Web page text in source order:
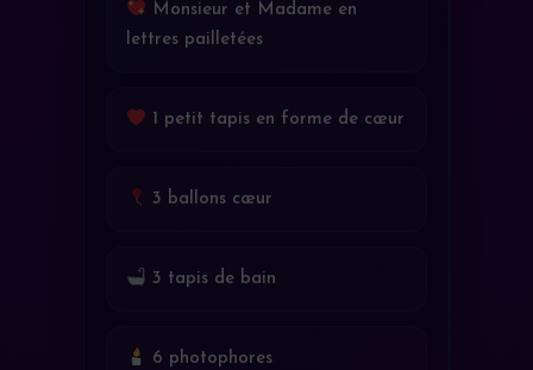
Monsieur et Madame en
lettres pailletées
1 petit tapis en forme de cœur
3 ballons cœur
3 tapis de bain
6 photophores